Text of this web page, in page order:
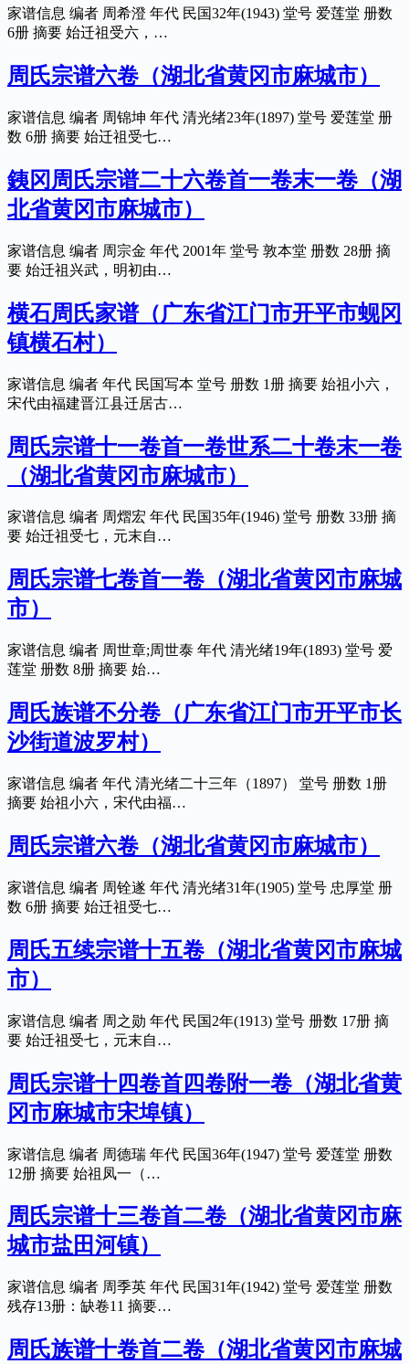
家谱信息 编者 周希澄 年代 民国32年(1943) 堂号 爱莲堂 册数
6册 摘要 始迁祖受六，…
周氏宗谱六卷（湖北省黄冈市麻城市）
家谱信息 编者 周锦坤 年代 清光绪23年(1897) 堂号 爱莲堂 册
数 6册 摘要 始迁祖受七…
銕冈周氏宗谱二十六卷首一卷末一卷（湖
北省黄冈市麻城市）
家谱信息 编者 周宗金 年代 2001年 堂号 敦本堂 册数 28册 摘
要 始迁祖兴武，明初由…
横石周氏家谱（广东省江门市开平市蚬冈
镇横石村）
家谱信息 编者 年代 民国写本 堂号 册数 1册 摘要 始祖小六，
宋代由福建晋江县迁居古…
周氏宗谱十一卷首一卷世系二十卷末一卷
（湖北省黄冈市麻城市）
家谱信息 编者 周熠宏 年代 民国35年(1946) 堂号 册数 33册 摘
要 始迁祖受七，元末自…
周氏宗谱七卷首一卷（湖北省黄冈市麻城
市）
家谱信息 编者 周世章;周世泰 年代 清光绪19年(1893) 堂号 爱
莲堂 册数 8册 摘要 始…
周氏族谱不分卷（广东省江门市开平市长
沙街道波罗村）
家谱信息 编者 年代 清光绪二十三年（1897） 堂号 册数 1册
摘要 始祖小六，宋代由福…
周氏宗谱六卷（湖北省黄冈市麻城市）
家谱信息 编者 周铨遂 年代 清光绪31年(1905) 堂号 忠厚堂 册
数 6册 摘要 始迁祖受七…
周氏五续宗谱十五卷（湖北省黄冈市麻城
市）
家谱信息 编者 周之勋 年代 民国2年(1913) 堂号 册数 17册 摘
要 始迁祖受七，元末自…
周氏宗谱十四卷首四卷附一卷（湖北省黄
冈市麻城市宋埠镇）
家谱信息 编者 周德瑞 年代 民国36年(1947) 堂号 爱莲堂 册数
12册 摘要 始祖凤一（…
周氏宗谱十三卷首二卷（湖北省黄冈市麻
城市盐田河镇）
家谱信息 编者 周季英 年代 民国31年(1942) 堂号 爱莲堂 册数
残存13册：缺卷11 摘要…
周氏族谱十卷首二卷（湖北省黄冈市麻城